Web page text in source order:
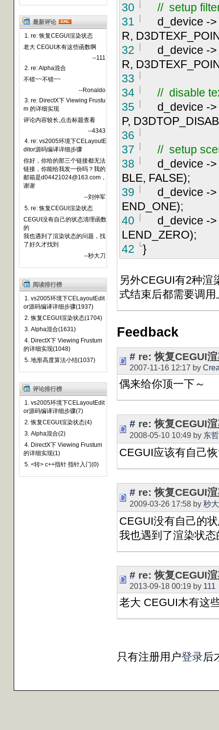
最新评论
1. re: 恢复CEGUI渲染状态
老大 CEGUI木有这些函数啊
--111
2. re: Alpha混合
不错~~不错~~
--Ronaldo
3. re: DirectX下 Viewing Frustu
m 的详细实现
评论内容较长,点击标题查看
--4343
4. re: vs2005环境下CELayoutE
ditor源码编译详细步骤
你好，你给的那三个链接都无法
链接，你能给我发一份吗？我的
邮箱是d04421024@163.com，
谢谢
--刘仲军
5. re: 恢复CEGUI渲染状态
CEGUI没有自己的状态清理函数
的
我也遇到了渲染状态的问题，找
了好久才找到
--秒大刀
阅读排行榜
1. vs2005环境下CELayoutEdit
or源码编译详细步骤(1937)
2. 恢复CEGUI渲染状态(1704)
3. Alpha混合(1631)
4. DirectX下 Viewing Frustum
的详细实现(1048)
5. 地形高度算法小结(1037)
评论排行榜
1. vs2005环境下CELayoutEdit
or源码编译详细步骤(7)
2. 恢复CEGUI渲染状态(4)
3. Alpha混合(2)
4. DirectX下 Viewing Frustum
的详细实现(1)
5. <转> c++指针 指针入门(0)
30
// setup
31
d_device ->
R,
32
d_device ->
R,
33
34
// disable
35
d_device ->
P,
36
37
// setup
38
d_device ->
BLE, FALSE);
39
d_device ->
END_ONE);
40
d_device ->
LEND_ZERO);
42
}
另外CEGUI有2种渲
式结束后都需要调
Feedback
# re: 恢复CEGUI
2007-11-16 12:17 by
偶来给你顶一下～
# re: 恢复CEGUI
2008-05-10 10:49 by 东哲
CEGUI应该有自己
# re: 恢复CEGUI
2009-03-26 17:58 by 秒
CEGUI没有自己的
我也遇到了渲染状
# re: 恢复CEGUI
2013-09-18 00:19 by 111
老大 CEGUI木有这
只有注册用户登录后